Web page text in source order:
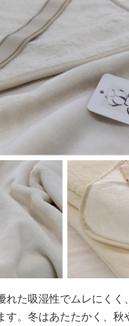
れた吸湿性でムレにくく
す。冬はあたたかく、秋